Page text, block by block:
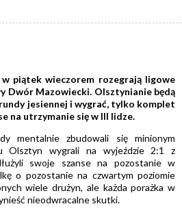
piątek wieczorem rozegrają ligowe
Dwór Mazowiecki. Olsztynianie będą
jesiennej i wygrać, tylko komplet
na utrzymanie się w III lidze.
mentalnie zbudowali się minionym
Olsztyn wygrali na wyjeździe 2:1 z
swoje szanse na pozostanie w
o pozostanie na czwartym poziomie
wiele drużyn, ale każda porażka w
nieodwracalne skutki.